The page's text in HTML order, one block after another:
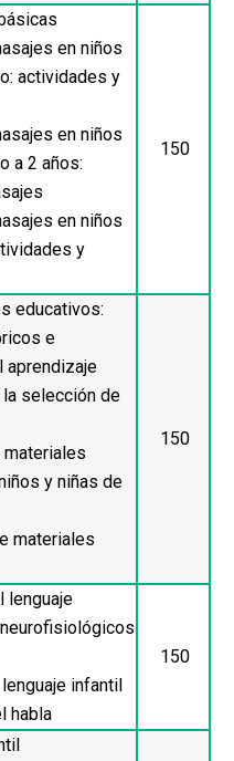
en niños
actividades y
en niños
a 2 años:
en niños
y
150
educativos:
e
aprendizaje
selección de
y niñas de
materiales
150
lenguaje
infantil
habla
150